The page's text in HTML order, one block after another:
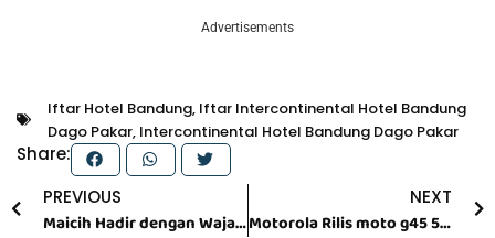
Advertisements
Iftar Hotel Bandung, Iftar Intercontinental Hotel Bandung
Dago Pakar, Intercontinental Hotel Bandung Dago Pakar
Share:
PrevPREVIOUS
Maicih Hadir dengan Wajah Baru, Tetap Andalkan Sensasi Pedas Rempah
NEXT
Motorola Rilis moto g45 5G di Indonesia, Ponsel 5G Canggih dengan Harga Terjangkau